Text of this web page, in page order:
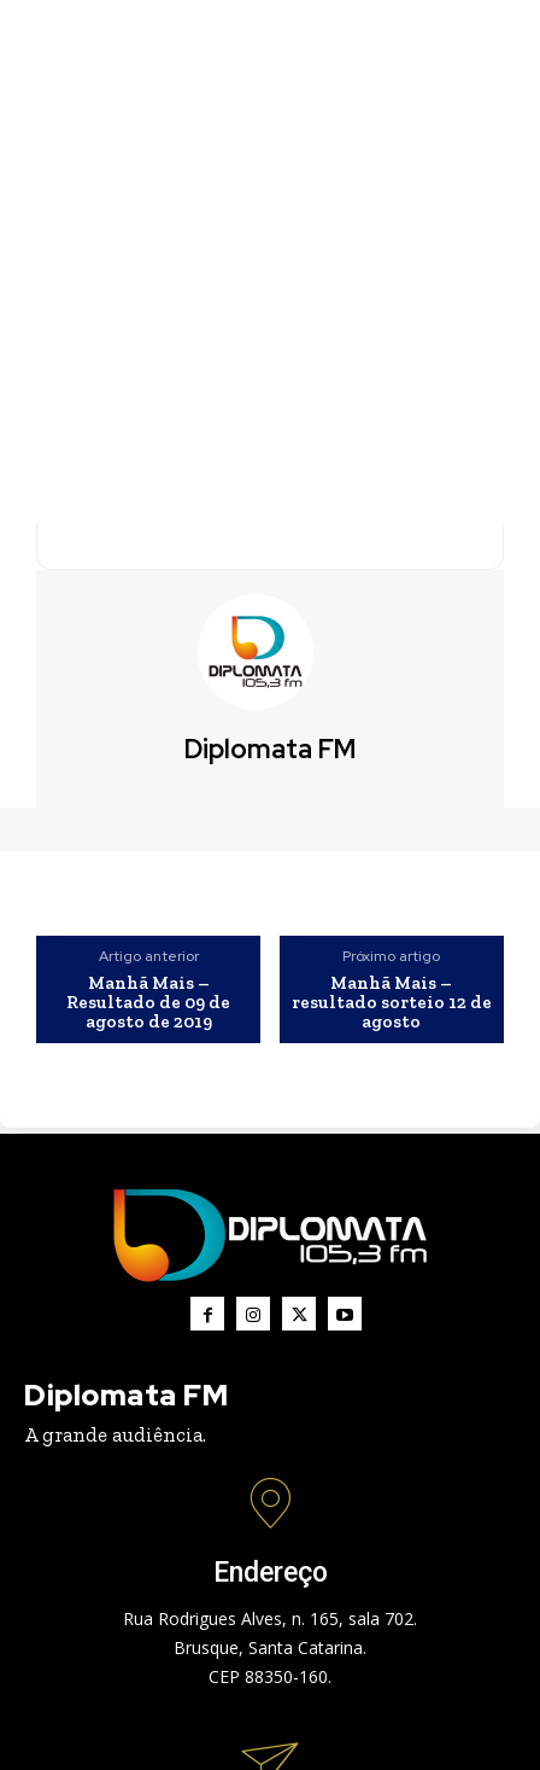
Diplomata FM
Artigo anterior
Manhã Mais –
Resultado de 09 de
agosto de 2019
Próximo artigo
Manhã Mais –
resultado sorteio 12 de
agosto
Diplomata FM
A grande audiência.
Endereço
Rua Rodrigues Alves, n. 165, sala 702.
Brusque, Santa Catarina.
CEP 88350-160.